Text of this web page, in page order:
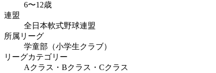
6〜12歳
連盟
全日本軟式野球連盟
所属リーグ
学童部（小学生クラブ）
リーグカテゴリー
Aクラス・Bクラス・Cクラス